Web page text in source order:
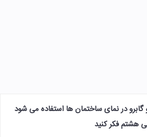
گابرو در نمای ساختمان ها استفاده می شود